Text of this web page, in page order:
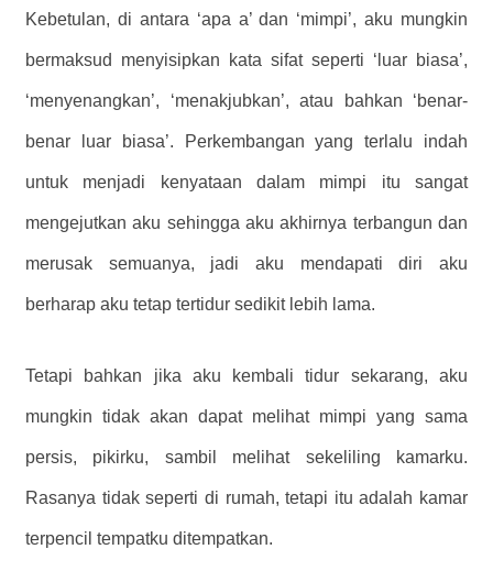
Kebetulan, di antara ‘apa a’ dan ‘mimpi’, aku mungkin
bermaksud menyisipkan kata sifat seperti ‘luar biasa’,
‘menyenangkan’, ‘menakjubkan’, atau bahkan ‘benar-
benar luar biasa’. Perkembangan yang terlalu indah
untuk menjadi kenyataan dalam mimpi itu sangat
mengejutkan aku sehingga aku akhirnya terbangun dan
merusak semuanya, jadi aku mendapati diri aku
berharap aku tetap tertidur sedikit lebih lama.
Tetapi bahkan jika aku kembali tidur sekarang, aku
mungkin tidak akan dapat melihat mimpi yang sama
persis, pikirku, sambil melihat sekeliling kamarku.
Rasanya tidak seperti di rumah, tetapi itu adalah kamar
terpencil tempatku ditempatkan.